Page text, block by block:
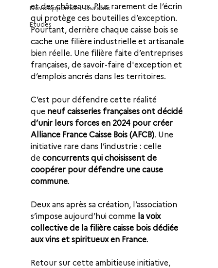
Développement Durable
Etudes
et des châteaux. Plus rarement de l’écrin
qui protège ces bouteilles d’exception.
Pourtant, derrière chaque caisse bois se
cache une filière industrielle et artisanale
bien réelle. Une filière faite d’entreprises
françaises, de savoir-faire d'exception et
d’emplois ancrés dans les territoires.
C’est pour défendre cette réalité
que neuf caisseries françaises ont décidé
d’unir leurs forces en 2024 pour créer
Alliance France Caisse Bois (AFCB). Une
initiative rare dans l’industrie : celle
de concurrents qui choisissent de
coopérer pour défendre une cause
commune.
Deux ans après sa création, l’association
s’impose aujourd’hui comme la voix
collective de la filière caisse bois dédiée
aux vins et spiritueux en France.
Retour sur cette ambitieuse initiative,